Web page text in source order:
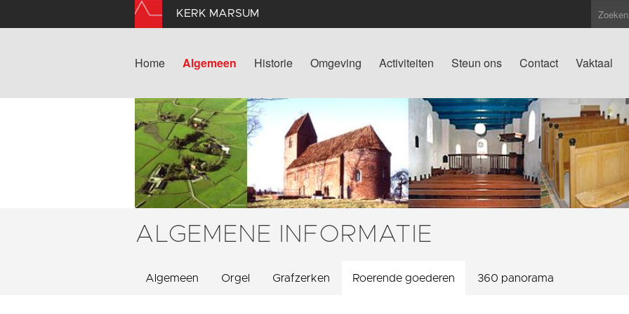
KERK MARSUM
Home Algemeen Historie Omgeving Activiteiten Steun ons Contact Vaktaal
ALGEMENE INFORMATIE
Algemeen Orgel Grafzerken Roerende goederen 360 panorama